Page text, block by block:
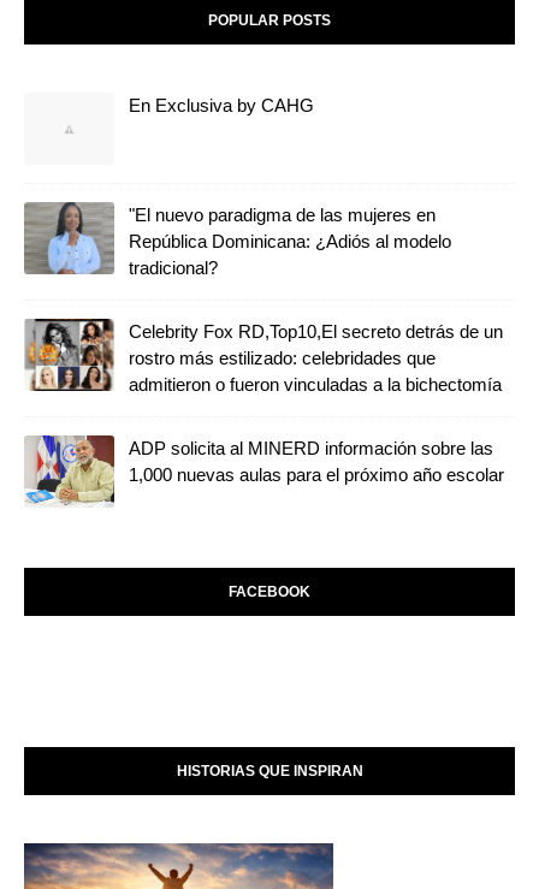
POPULAR POSTS
En Exclusiva by CAHG
"El nuevo paradigma de las mujeres en
República Dominicana: ¿Adiós al modelo
tradicional?
Celebrity Fox RD,Top10,El secreto detrás de un
rostro más estilizado: celebridades que
admitieron o fueron vinculadas a la bichectomía
ADP solicita al MINERD información sobre las
1,000 nuevas aulas para el próximo año escolar
FACEBOOK
HISTORIAS QUE INSPIRAN